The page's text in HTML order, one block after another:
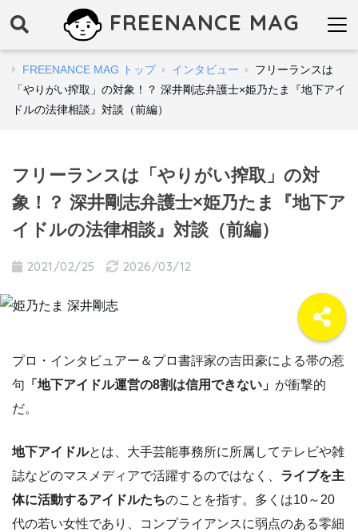
FREENANCE MAG
FREENANCE MAG トップ インタビュー
フリーランスは
「やりがい搾取」の対象！？ 深井剛志弁護士×姫乃たま『地下アイ
ドルの法律相談』対談（前編）
フリーランスは「やりがい搾取」の対
象！？ 深井剛志弁護士×姫乃たま『地下ア
イドルの法律相談』対談（前編）
2021/02/25 2026/03/12
プロ・インタビュアー＆プロ書評家の吉田豪による帯の惹
句 「地下アイドル運営の8割は信用できない」 が衝撃的
だ。
地下アイドルとは、大手芸能事務所に所属してテレビや雑
誌などのマスメディアで活躍するのではなく、 ライブを主
体に活動するアイドルたちのことを指す。多くは10～20
代の若い女性であり、コンプライアンスに弱点のある零細